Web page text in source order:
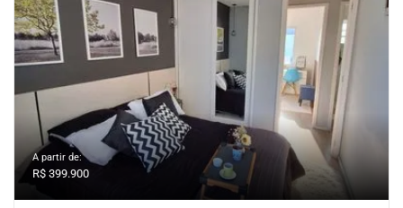
A partir de:
R$ 399.900